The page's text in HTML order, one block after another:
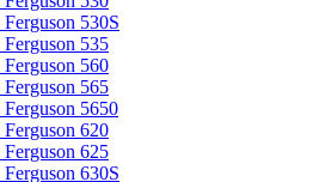
Ferguson 530S
Ferguson 535
Ferguson 560
Ferguson 565
Ferguson 5650
Ferguson 620
Ferguson 625
Ferguson 630S